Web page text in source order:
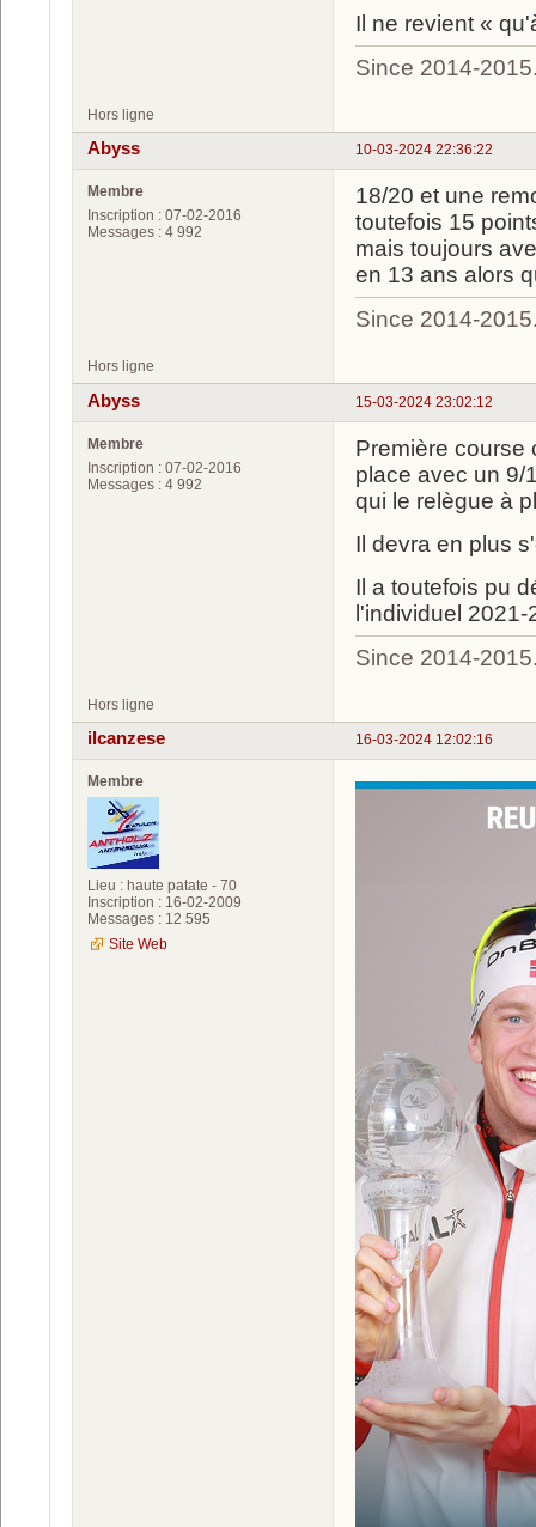
Il ne revient «
Since 2014-
Hors ligne
10-03-2024 22:36:22
Abyss
Membre
Inscription : 07-02-2016
Messages : 4 992
18/20 et une
toutefois 15
mais toujours
en 13 ans alors
Since 2014-
Hors ligne
15-03-2024 23:02:12
Abyss
Membre
Inscription : 07-02-2016
Messages : 4 992
Première course
place avec un 9/
qui le relègue à
Il devra en plus
Il a toutefois pu
l'individuel
Since 2014-
Hors ligne
16-03-2024 12:02:16
ilcanzese
Membre
Lieu : haute patate - 70
Inscription : 16-02-2009
Messages : 12 595
Site Web